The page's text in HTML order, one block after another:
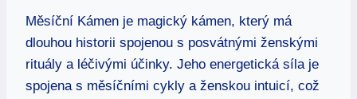
Měsíční Kámen je magický kámen, který má
dlouhou historii spojenou s posvátnými ženskými
rituály a léčivými účinky. Jeho energetická síla je
spojena s měsíčními cykly a ženskou intuicí, což